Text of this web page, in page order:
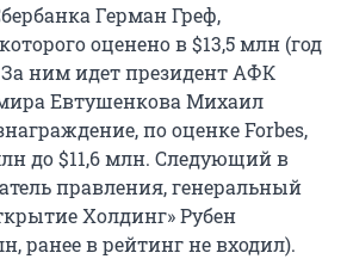
Герман Греф,
оценено в $13,5 млн (год
ним идет президент АФК
Евтушенкова Михаил
по оценке Forbes,
до $11,6 млн. Следующий в
правления, генеральный
Холдинг» Рубен
ранее в рейтинг не входил).